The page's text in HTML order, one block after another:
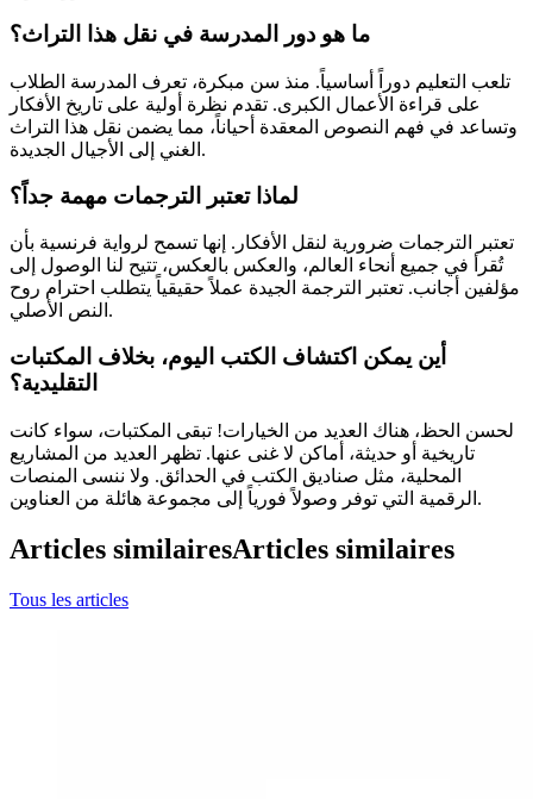
ما هو دور المدرسة في نقل هذا التراث؟
تلعب التعليم دوراً أساسياً. منذ سن مبكرة، تعرف المدرسة الطلاب
على قراءة الأعمال الكبرى. تقدم نظرة أولية على تاريخ الأفكار
وتساعد في فهم النصوص المعقدة أحياناً، مما يضمن نقل هذا التراث
الغني إلى الأجيال الجديدة.
لماذا تعتبر الترجمات مهمة جداً؟
تعتبر الترجمات ضرورية لنقل الأفكار. إنها تسمح لرواية فرنسية بأن
تُقرأ في جميع أنحاء العالم، والعكس بالعكس، تتيح لنا الوصول إلى
مؤلفين أجانب. تعتبر الترجمة الجيدة عملاً حقيقياً يتطلب احترام روح
النص الأصلي.
أين يمكن اكتشاف الكتب اليوم، بخلاف المكتبات
التقليدية؟
لحسن الحظ، هناك العديد من الخيارات! تبقى المكتبات، سواء كانت
تاريخية أو حديثة، أماكن لا غنى عنها. تظهر العديد من المشاريع
المحلية، مثل صناديق الكتب في الحدائق. ولا ننسى المنصات
الرقمية التي توفر وصولاً فورياً إلى مجموعة هائلة من العناوين.
Articles similairesArticles similaires
Tous les articles